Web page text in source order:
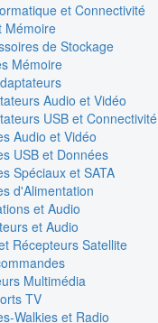
et Connectivité
Mémoire
de Stockage
Mémoire
Audio et Vidéo
USB et Connectivité
Audio et Vidéo
USB et Données
Spéciaux et SATA
d'Alimentation
et Audio
et Audio
Récepteurs Satellite
Multimédia
TV
Walkies et Radio